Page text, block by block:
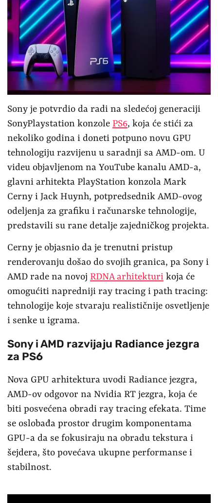
Sony je potvrdio da radi na sledećoj generaciji
SonyPlaystation konzole PS6, koja će stići za
nekoliko godina i doneti potpuno novu GPU
tehnologiju razvijenu u saradnji sa AMD-om. U
videu objavljenom na YouTube kanalu AMD-a,
glavni arhitekta PlayStation konzola Mark
Cerny i Jack Huynh, potpredsednik AMD-ovog
odeljenja za grafiku i računarske tehnologije,
predstavili su rane detalje zajedničkog projekta.
Cerny je objasnio da je trenutni pristup
renderovanju došao do svojih granica, pa Sony i
AMD rade na novoj RDNA arhitekturi koja će
omogućiti napredniji ray tracing i path tracing:
tehnologije koje stvaraju realističnije osvetljenje
i senke u igrama.
Sony i AMD razvijaju Radiance jezgra
za PS6
Nova GPU arhitektura uvodi Radiance jezgra,
AMD-ov odgovor na Nvidia RT jezgra, koja će
biti posvećena obradi ray tracing efekata. Time
se oslobađa prostor drugim komponentama
GPU-a da se fokusiraju na obradu tekstura i
šejdera, što povećava ukupne performanse i
stabilnost.